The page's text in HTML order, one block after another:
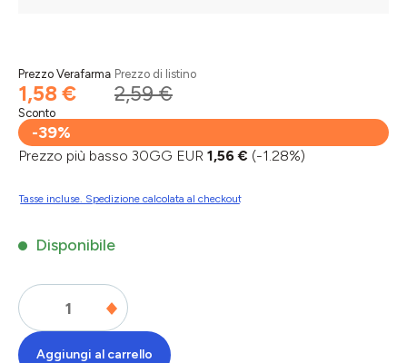
Prezzo Verafarma
1,58 €
Prezzo di listino
2,59 €
Sconto
-39%
Prezzo più basso 30GG EUR 1,56 € (-1.28%)
Tasse incluse. Spedizione calcolata al checkout
Disponibile
Aggiungi al carrello